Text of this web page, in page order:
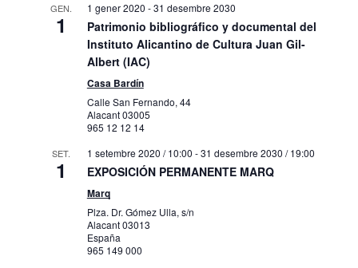
GEN.
1
1 gener 2020 -31 desembre 2030
Patrimonio bibliográfico y documental del
Instituto Alicantino de Cultura Juan Gil-
Albert (IAC)
Casa Bardín
Calle San Fernando, 44
Alacant03005
965 12 12 14
SET.
1
1 setembre 2020 / 10:00 -31 desembre 2030 / 19:00
EXPOSICIÓN PERMANENTE MARQ
Marq
Plza. Dr. Gómez Ulla, s/n
Alacant03013
España
965 149 000